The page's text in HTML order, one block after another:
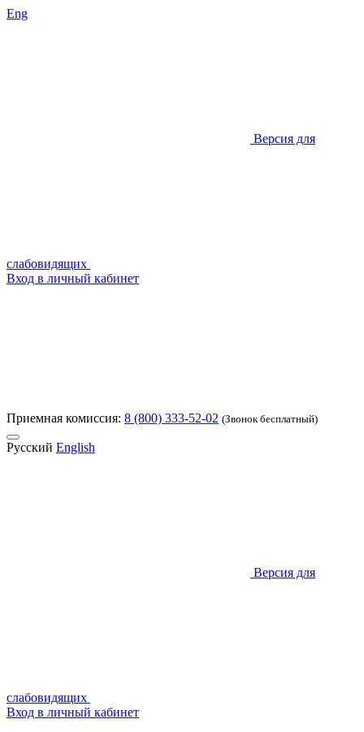
Eng
Версия для
слабовидящих
Вход в личный кабинет
Приемная комиссия: 8 (800) 333-52-02 (Звонок бесплатный)
Русский English
Версия для
слабовидящих
Вход в личный кабинет